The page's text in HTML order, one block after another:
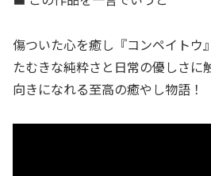
傷ついた心を癒し『コンペイトウ
たむきな純粋さと日常の優しさに
向きになれる至高の癒やし物語！